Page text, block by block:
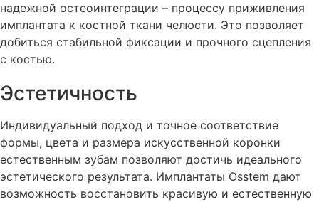
надежной остеоинтеграции – процессу приживления
имплантата к костной ткани челюсти. Это позволяет
добиться стабильной фиксации и прочного сцепления
с костью.
Эстетичность
Индивидуальный подход и точное соответствие
формы, цвета и размера искусственной коронки
естественным зубам позволяют достичь идеального
эстетического результата. Имплантаты Osstem дают
возможность восстановить красивую и естественную